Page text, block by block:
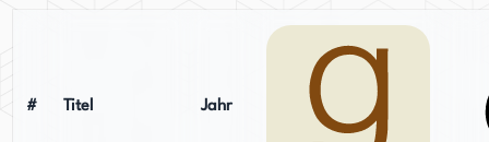
# Titel Jahr